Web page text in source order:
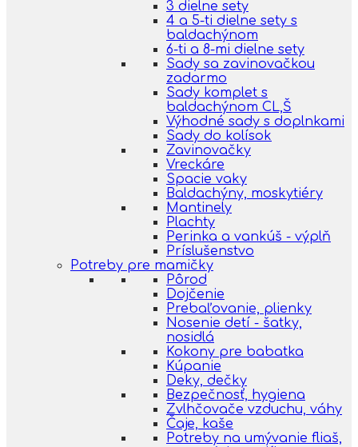
3 dielne sety
4 a 5-ti dielne sety s
baldachýnom
6-ti a 8-mi dielne sety
Sady sa zavinovačkou
zadarmo
Sady komplet s
baldachýnom CL,Š
Výhodné sady s doplnkami
Sady do kolísok
Zavinovačky
Vreckáre
Spacie vaky
Baldachýny, moskytiéry
Mantinely
Plachty
Perinka a vankúš - výplň
Príslušenstvo
Potreby pre mamičky
Pôrod
Dojčenie
Prebaľovanie, plienky
Nosenie detí - šatky,
nosidlá
Kokony pre babatka
Kúpanie
Deky, dečky
Bezpečnosť, hygiena
Zvlhčovače vzduchu, váhy
Čaje, kaše
Potreby na umývanie fliaš,